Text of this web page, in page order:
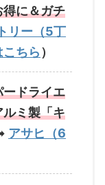
に＆ガチ
リー（5丁
ちら）
ドライエ
ミ製「キ
アサヒ（6